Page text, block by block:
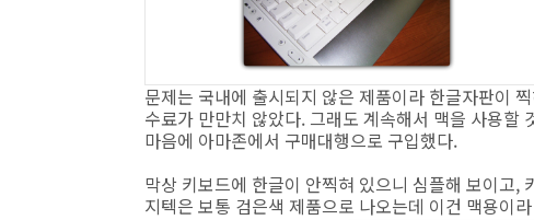
문제는 국내에 출시되지 않은 제품이라 한글자판이
수료가 만만치 않았다. 그래도 계속해서 맥을 사용할
마음에 아마존에서 구매대행으로 구입했다.
막상 키보드에 한글이 안찍혀 있으니 심플해 보이고,
지텍은 보통 검은색 제품으로 나오는데 이건 맥용이